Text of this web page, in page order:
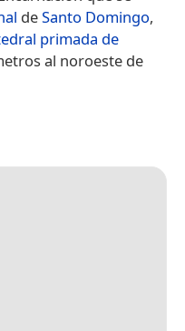
deSanto Domingo,
primada de
al noroeste de